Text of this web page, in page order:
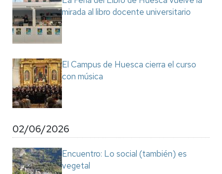
mirada al libro docente universitario
El Campus de Huesca cierra el curso
con música
02/06/2026
Encuentro: Lo social (también) es
vegetal